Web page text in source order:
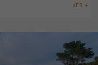
VER +